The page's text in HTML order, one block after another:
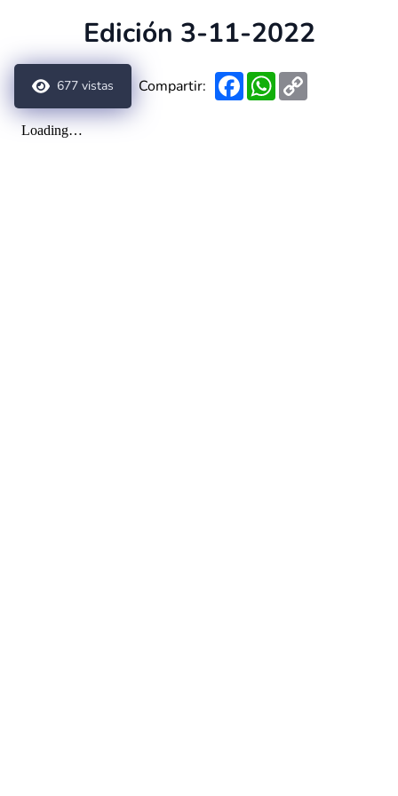
Edición 3-11-2022
677 vistas Compartir: FacebookWhatsApp